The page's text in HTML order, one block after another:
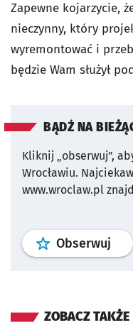
Zapewne kojarzycie,
nieczynny, który
wyremontować i
będzie Wam służył
BĄDŹ NA
Kliknij „obserwuj”,
Wrocławiu.
www.wroclaw.pl
Obserwuj profil
ZOBACZ TAKŻE